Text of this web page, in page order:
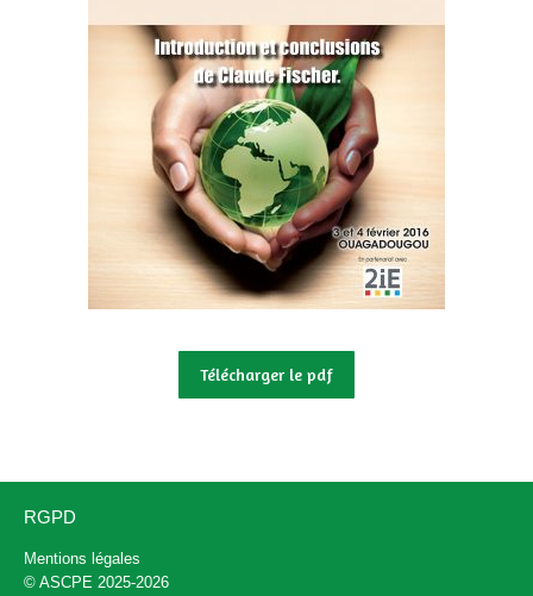
Télécharger le pdf
RGPD
Mentions légales
© ASCPE 2025-2026